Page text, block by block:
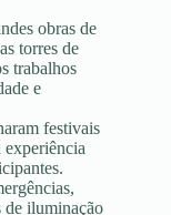
obras de
torres de
trabalhos
e
festivais
de iluminação